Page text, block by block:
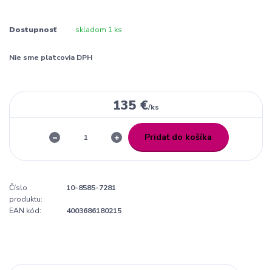
Dostupnosť skladom 1 ks
Nie sme platcovia DPH
135 €/ks
Pridať do košíka
Číslo
produktu:
10-8585-7281
EAN kód: 4003686180215